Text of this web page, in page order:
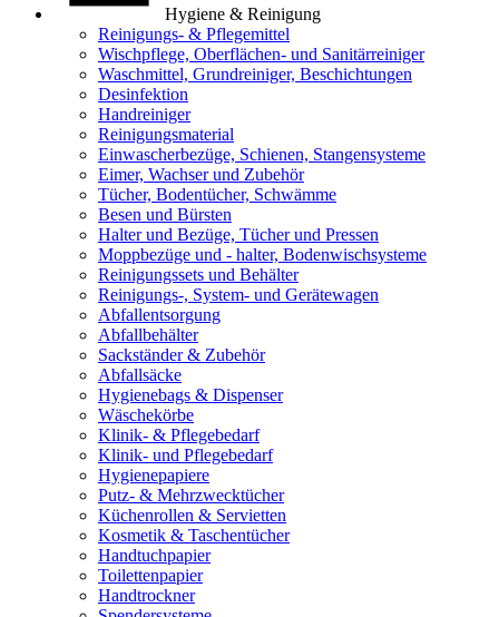
Hygiene & Reinigung
Reinigungs- & Pflegemittel
Wischpflege, Oberflächen- und Sanitärreiniger
Waschmittel, Grundreiniger, Beschichtungen
Desinfektion
Handreiniger
Reinigungsmaterial
Einwascherbezüge, Schienen, Stangensysteme
Eimer, Wachser und Zubehör
Tücher, Bodentücher, Schwämme
Besen und Bürsten
Halter und Bezüge, Tücher und Pressen
Moppbezüge und - halter, Bodenwischsysteme
Reinigungssets und Behälter
Reinigungs-, System- und Gerätewagen
Abfallentsorgung
Abfallbehälter
Sackständer & Zubehör
Abfallsäcke
Hygienebags & Dispenser
Wäschekörbe
Klinik- & Pflegebedarf
Klinik- und Pflegebedarf
Hygienepapiere
Putz- & Mehrzwecktücher
Küchenrollen & Servietten
Kosmetik & Taschentücher
Handtuchpapier
Toilettenpapier
Handtrockner